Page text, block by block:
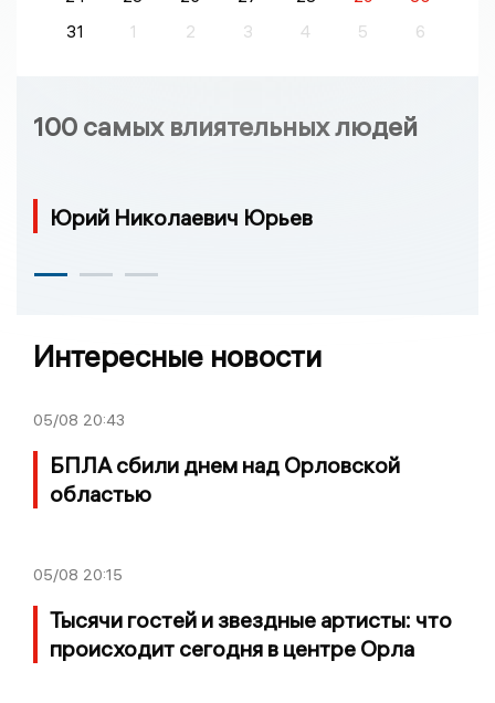
31
1 2 3 4 5 6
100 самых влиятельных людей
Юрий Николаевич Юрьев
Интересные новости
05/08 20:43
БПЛА сбили днем над Орловской
областью
05/08 20:15
Тысячи гостей и звездные артисты: что
происходит сегодня в центре Орла